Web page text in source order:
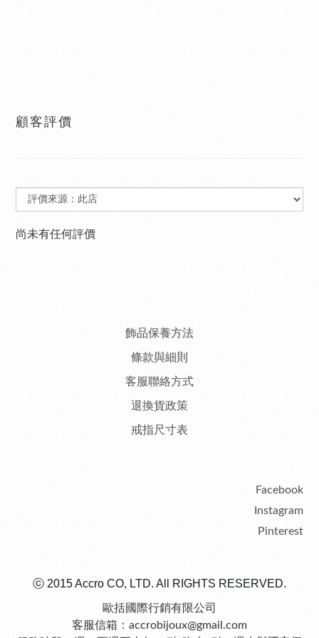
顧客評價
尚未有任何評價
飾品保養方法
條款與細則
客服聯絡方式
退換貨政策
戒指尺寸表
Facebook
Instagram
Pinterest
ⓒ 2015 Accro CO, LTD. All RIGHTS RESERVED.
歐括國際行銷有限公司
客服信箱：accrobijoux@gmail.com